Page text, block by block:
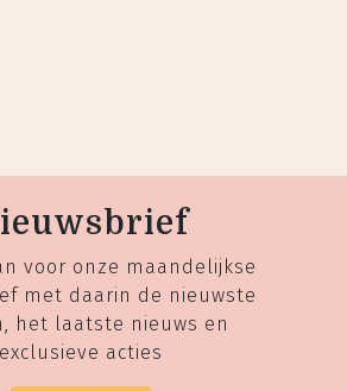
voor onze maandelijkse
met daarin de nieuwste
het laatste nieuws en
exclusieve acties